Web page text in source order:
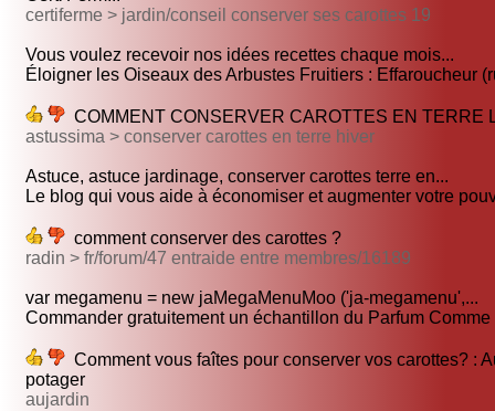
certiferme > jardin/conseil conserver ses carottes 19
Vous voulez recevoir nos idées recettes chaque mois...
Éloigner les Oiseaux des Arbustes Fruitiers : Effaroucheur
COMMENT CONSERVER CAROTTES EN TERRE
astussima > conserver carottes en terre hiver
Astuce, astuce jardinage, conserver carottes terre en...
Le blog qui vous aide à économiser et augmenter votre
comment conserver des carottes ?
radin > fr/forum/47 entraide entre membres/16189
var megamenu = new jaMegaMenuMoo ('ja-megamenu',...
Commander gratuitement un échantillon du Parfum Comme
Comment vous faîtes pour conserver vos carottes? :
potager
aujardin